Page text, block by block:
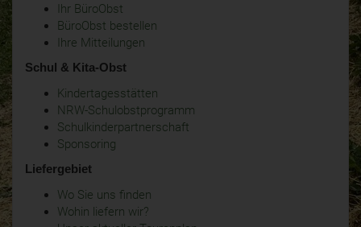
Ihr BüroObst
BüroObst bestellen
Ihre Mitteilungen
Schul & Kita-Obst
Kindertagesstätten
NRW-Schulobstprogramm
Schulkinderpartnerschaft
Sponsoring
Liefergebiet
Wo Sie uns finden
Wohin liefern wir?